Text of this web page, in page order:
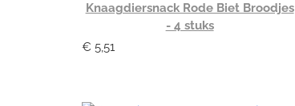
Knaagdiersnack Rode Biet Broodjes
- 4 stuks
€ 5,51